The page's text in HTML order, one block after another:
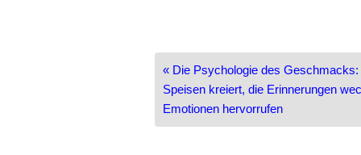
Beitragsnavigation
« Die Psychologie des Geschmacks:
Speisen kreiert, die Erinnerungen
Emotionen hervorrufen